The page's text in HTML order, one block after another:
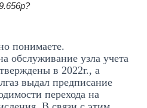
понимаете.
обслуживание узла учета
в 2022г., а
выдал предписание
перехода на